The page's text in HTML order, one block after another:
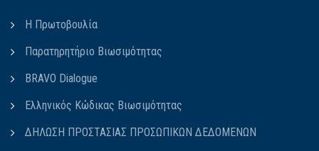
Η Πρωτοβουλία
Παρατηρητήριο Βιωσιμότητας
BRAVO Dialogue
Ελληνικός Κώδικας Βιωσιμότητας
ΔΗΛΩΣΗ ΠΡΟΣΤΑΣΙΑΣ ΠΡΟΣΩΠΙΚΩΝ ΔΕΔΟΜΕΝΩΝ